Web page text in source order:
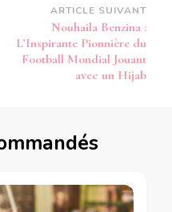
ARTICLE SUIVANT
Nouhaila Benzina :
L’Inspirante Pionnière du
Football Mondial Jouant
avec un Hijab